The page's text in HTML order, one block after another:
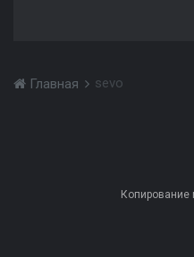
Главная sevo
Копирование